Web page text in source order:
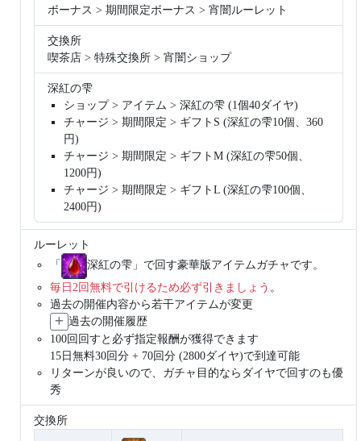
ボーナス > 期間限定ボーナス > 宵闇ルーレット
交換所
喫茶店 > 特殊交換所 > 宵闇ショップ
深紅の雫
ショップ > アイテム > 深紅の雫 (1個40ダイヤ)
チャージ > 期間限定 > ギフトS (深紅の雫10個、360
円)
チャージ > 期間限定 > ギフトM (深紅の雫50個、
1200円)
チャージ > 期間限定 > ギフトL (深紅の雫100個、
2400円)
ルーレット
「
深紅の雫」で回す豪華版アイテムガチャです。
毎日2回無料で引けるため必ず引きましょう 。
過去の開催内容から若干アイテムが変更
過去の開催履歴
100回回すと必ず指定報酬が獲得できます
15日無料30回分 + 70回分 (2800ダイヤ)で到達可能
リターンが良いので、ガチャ目的ならダイヤで回すのも優
秀
交換所